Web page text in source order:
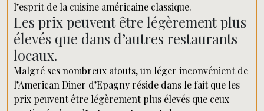
l’esprit de la cuisine américaine classique.
Les prix peuvent être légèrement plus
élevés que dans d’autres restaurants
locaux.
Malgré ses nombreux atouts, un léger inconvénient de
l’American Diner d’Epagny réside dans le fait que les
prix peuvent être légèrement plus élevés que ceux